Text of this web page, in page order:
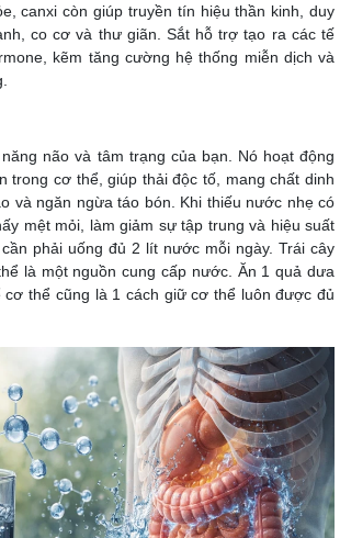
canxi còn giúp truyền tín hiệu thần kinh, duy
co cơ và thư giãn. Sắt hỗ trợ tạo ra các tế
kẽm tăng cường hệ thống miễn dịch và
não và tâm trạng của bạn. Nó hoạt động
trong cơ thể, giúp thải độc tố, mang chất dinh
và ngăn ngừa táo bón. Khi thiếu nước nhẹ có
mệt mỏi, làm giảm sự tập trung và hiệu suất
phải uống đủ 2 lít nước mỗi ngày. Trái cây
là một nguồn cung cấp nước. Ăn 1 quả dưa
cơ thể cũng là 1 cách giữ cơ thể luôn được đủ